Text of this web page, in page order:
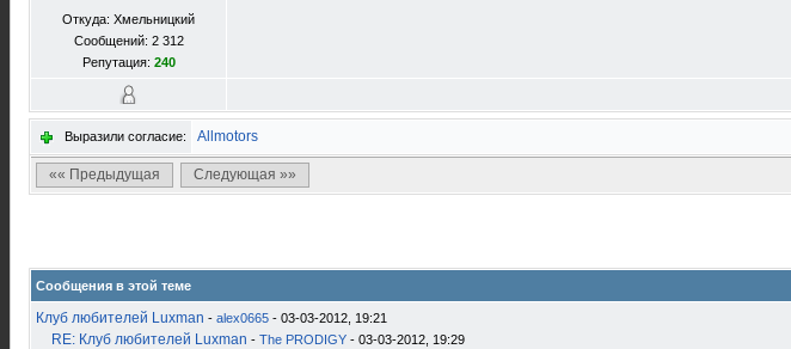
Откуда: Хмельницкий
Сообщений: 2 312
Репутация: 240
Выразили согласие: Allmotors
«« Предыдущая Следующая »»
Сообщения в этой теме
Клуб любителей Luxman - alex0665 - 03-03-2012, 19:21
RE: Клуб любителей Luxman - The PRODIGY - 03-03-2012, 19:29